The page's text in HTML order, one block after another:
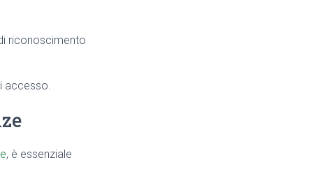
riconoscimento
accesso.
, è essenziale